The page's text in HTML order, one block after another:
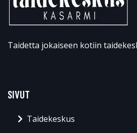
Taidetta jokaiseen kotiin
SIVUT
Taidekeskus